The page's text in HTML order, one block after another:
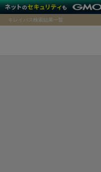
キレイパス検索結果一覧